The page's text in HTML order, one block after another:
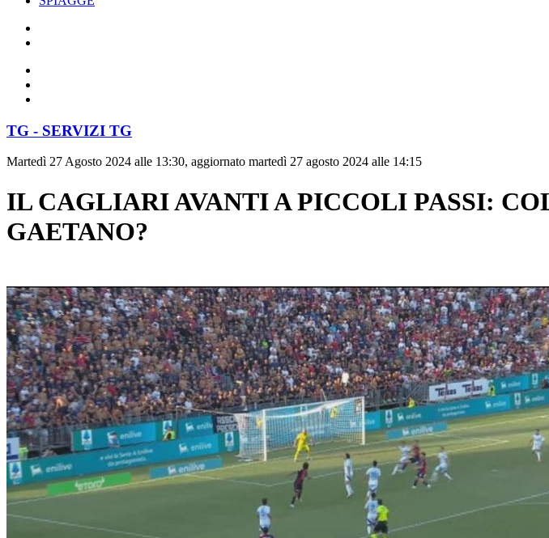
TG - SERVIZI TG
Martedì 27 Agosto 2024 alle 13:30, aggiornato martedì 27 agosto 2024 alle 14:15
IL CAGLIARI AVANTI A PICCOLI PASSI:
GAETANO?